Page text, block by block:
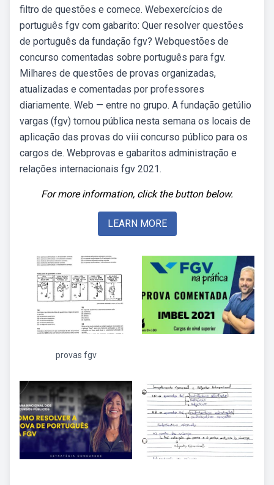
filtro de questões e comece. Webexercícios de
português fgv com gabarito: Quer resolver questões
de português da fundação fgv? Webquestões de
concurso comentadas sobre português para fgv.
Milhares de questões de provas organizadas,
atualizadas e comentadas por professores
diariamente. Web — entre no grupo. A fundação getúlio
vargas (fgv) tornou pública nesta semana os locais de
aplicação das provas do viii concurso público para os
cargos de. Webprovas e gabaritos administração e
relações internacionais fgv 2021.
For more information, click the button below.
LEARN MORE
provas fgv